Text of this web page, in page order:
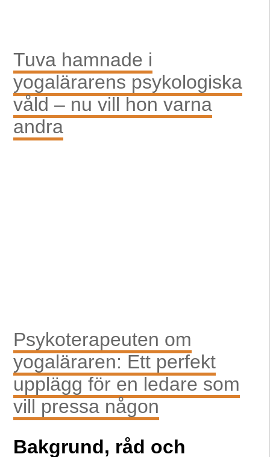
Tuva hamnade i
yogalärarens psykologiska
våld – nu vill hon varna
andra
Psykoterapeuten om
yogaläraren: Ett perfekt
upplägg för en ledare som
vill pressa någon
Bakgrund, råd och